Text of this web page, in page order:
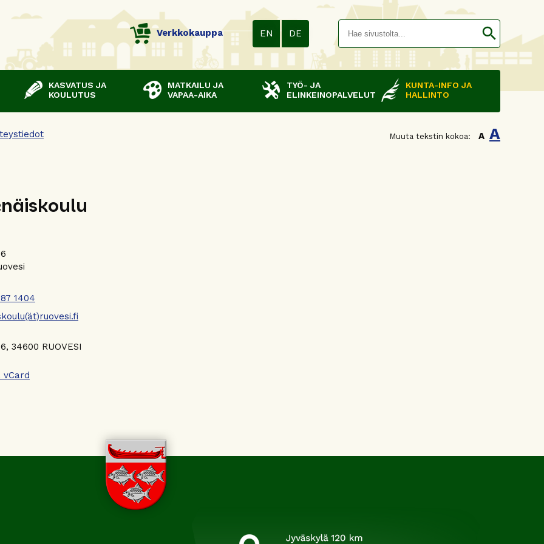
Verkkokauppa EN DE search
KASVATUS JA
KOULUTUS
MATKAILU JA
VAPAA-AIKA
TYÖ- JA
ELINKEINOPALVELUT
KUNTA-INFO JA
HALLINTO
Muuta tekstin kokoa: A A
1404
34600 RUOVESI
vCard